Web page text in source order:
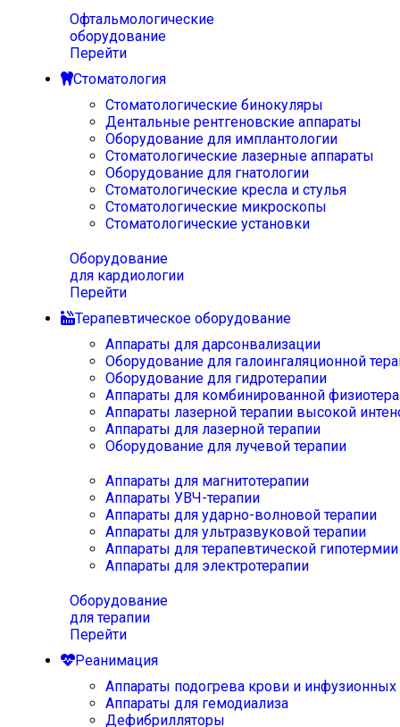
Офтальмологические
оборудование
Перейти
Стоматология
Стоматологические бинокуляры
Дентальные рентгеновские аппараты
Оборудование для имплантологии
Стоматологические лазерные аппараты
Оборудование для гнатологии
Стоматологические кресла и стулья
Стоматологические микроскопы
Стоматологические установки
Оборудование
для кардиологии
Перейти
Терапевтическое оборудование
Аппараты для дарсонвализации
Оборудование для галоингаляционной
Оборудование для гидротерапии
Аппараты для комбинированной
Аппараты лазерной терапии высокой
Аппараты для лазерной терапии
Оборудование для лучевой терапии
Аппараты для магнитотерапии
Аппараты УВЧ-терапии
Аппараты для ударно-волновой терапии
Аппараты для ультразвуковой терапии
Аппараты для терапевтической
Аппараты для электротерапии
Оборудование
для терапии
Перейти
Реанимация
Аппараты подогрева крови и инфузионных
Аппараты для гемодиализа
Дефибрилляторы